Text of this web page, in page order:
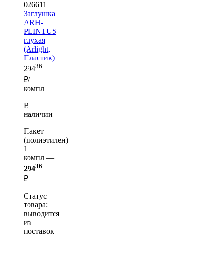
026611
Заглушка
ARH-
PLINTUS
глухая
(Arlight,
Пластик)
29436
₽/
компл
В
наличии
Пакет
(полиэтилен)
1
компл —
29436
₽
Статус
товара:
выводится
из
поставок